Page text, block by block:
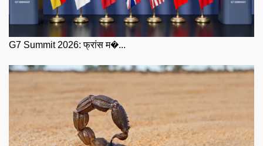
G7 Summit 2026: फ्रांस म�...